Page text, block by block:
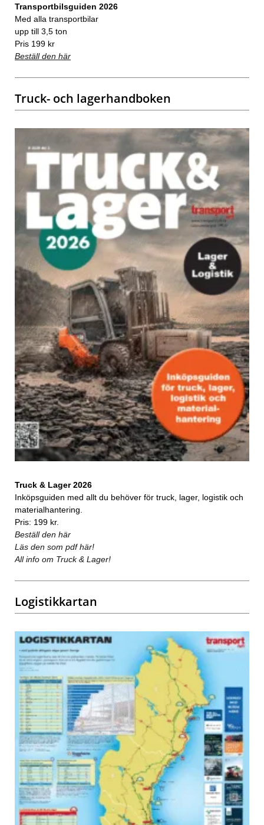
Transportbilsguiden 2026
Med alla transportbilar
upp till 3,5 ton
Pris 199 kr
Beställ den här
Truck- och lagerhandboken
Truck & Lager 2026
Inköpsguiden med allt du behöver för truck, lager, logistik och
materialhantering.
Pris: 199 kr.
Beställ den här
Läs den som pdf här!
All info om Truck & Lager!
Logistikkartan